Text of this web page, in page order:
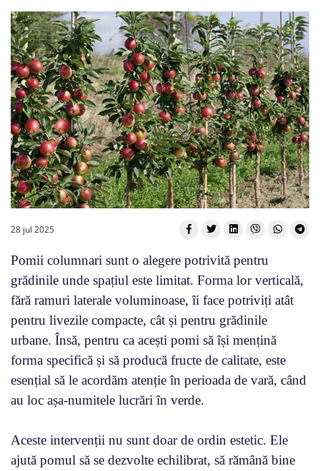
28 jul 2025
Pomii columnari sunt o alegere potrivită pentru
grădinile unde spațiul este limitat. Forma lor verticală,
fără ramuri laterale voluminoase, îi face potriviți atât
pentru livezile compacte, cât și pentru grădinile
urbane. Însă, pentru ca acești pomi să își mențină
forma specifică și să producă fructe de calitate, este
esențial să le acordăm atenție în perioada de vară, când
au loc așa-numitele lucrări în verde.
Aceste intervenții nu sunt doar de ordin estetic. Ele
ajută pomul să se dezvolte echilibrat, să rămână bine